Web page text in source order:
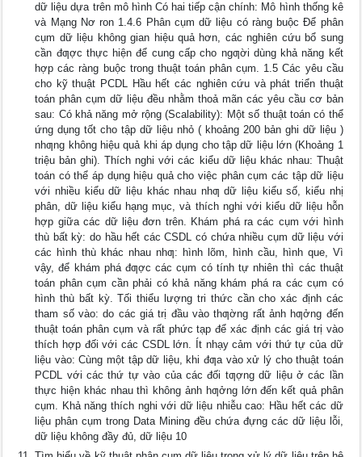
dữ liệu dựa trên mô hình Có hai tiếp cận chính: Mô hình thống kê
và Mạng Nơ ron 1.4.6 Phân cụm dữ liệu có ràng buộc Để phân
cụm dữ liệu không gian hiệu quả hơn, các nghiên cứu bổ sung
cần đƣợc thực hiện để cung cấp cho ngƣời dùng khả năng kết
hợp các ràng buộc trong thuật toán phân cụm. 1.5 Các yêu cầu
cho kỹ thuật PCDL Hầu hết các nghiên cứu và phát triển thuật
toán phân cụm dữ liệu đều nhằm thoả mãn các yêu cầu cơ bản
sau: Có khả năng mở rộng (Scalability): Một số thuật toán có thể
ứng dụng tốt cho tập dữ liệu nhỏ ( khoảng 200 bản ghi dữ liệu )
nhƣng không hiệu quả khi áp dụng cho tập dữ liệu lớn (Khoảng 1
triệu bản ghi). Thích nghi với các kiểu dữ liệu khác nhau: Thuật
toán có thể áp dụng hiệu quả cho việc phân cụm các tập dữ liệu
với nhiều kiểu dữ liệu khác nhau nhƣ dữ liệu kiểu số, kiểu nhị
phân, dữ liệu kiểu hạng mục, và thích nghi với kiểu dữ liệu hỗn
hợp giữa các dữ liệu đơn trên. Khám phá ra các cụm với hình
thù bất kỳ: do hầu hết các CSDL có chứa nhiều cụm dữ liệu với
các hình thù khác nhau nhƣ: hình lõm, hình cầu, hình que, Vì
vậy, để khám phá đƣợc các cụm có tính tự nhiên thì các thuật
toán phân cụm cần phải có khả năng khám phá ra các cụm có
hình thù bất kỳ. Tối thiểu lượng tri thức cần cho xác định các
tham số vào: do các giá trị đầu vào thƣờng rất ảnh hƣởng đến
thuật toán phân cụm và rất phức tạp để xác định các giá trị vào
thích hợp đối với các CSDL lớn. Ít nhạy cảm với thứ tự của dữ
liệu vào: Cùng một tập dữ liệu, khi đƣa vào xử lý cho thuật toán
PCDL với các thứ tự vào của các đối tƣợng dữ liệu ở các lần
thực hiện khác nhau thì không ảnh hƣởng lớn đến kết quả phân
cụm. Khả năng thích nghi với dữ liệu nhiễu cao: Hầu hết các dữ
liệu phân cụm trong Data Mining đều chứa đựng các dữ liệu lỗi,
dữ liệu không đầy đủ, dữ liệu 10